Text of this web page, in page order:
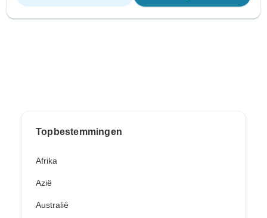
Topbestemmingen
Afrika
Azië
Australië